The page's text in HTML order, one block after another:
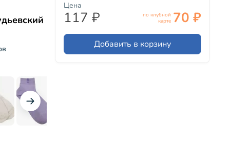
Цена
117 ₽
по клубной
карте 70 ₽
Добавить в корзину